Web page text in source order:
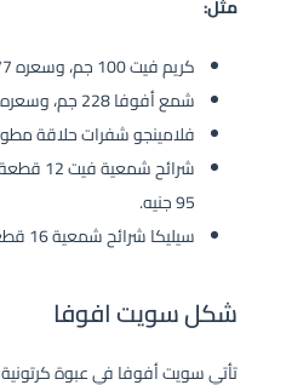
مثل:
كريم فيت 100 جم، وسعره 77 جنيه مصري.
شمع أفوفا 228 جم، وسعره 89 جنيه.
فلامينجو شفرات حلاقة مطوية،
95 جنيه.
سيليكا شرائح شمعية 16 قطعة، وسعرها 110 جنيه.
شكل سويت افوفا
تأتي سويت أفوفا في عبوة